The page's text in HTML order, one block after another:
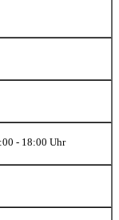
- 18:00 Uhr